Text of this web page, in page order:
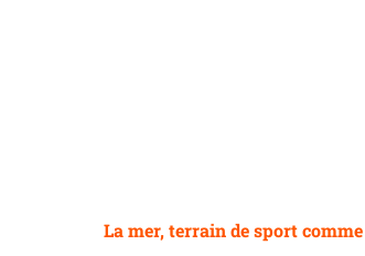
La mer, terrain de sport